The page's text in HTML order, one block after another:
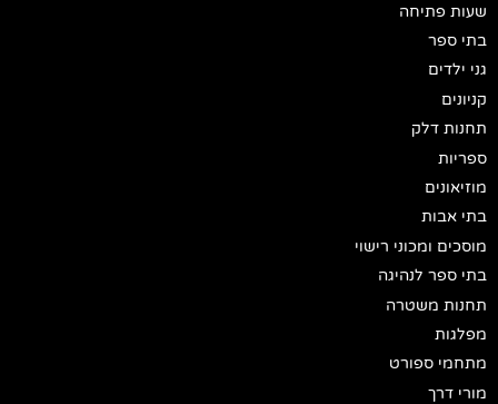
שעות פתיחה
בתי ספר
גני ילדים
קניונים
תחנות דלק
ספריות
מוזיאונים
בתי אבות
מוסכים ומכוני רישוי
בתי ספר לנהיגה
תחנות משטרה
מפלגות
מתחמי ספורט
מורי דרך